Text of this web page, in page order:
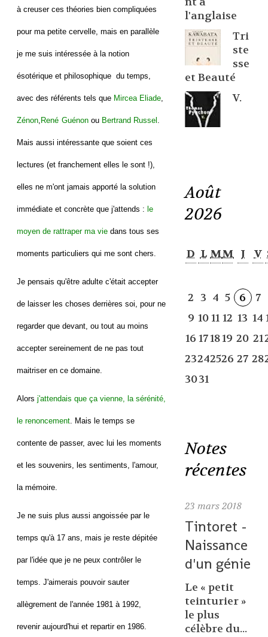
à creuser ces théories bien compliquées
pour ma petite cervelle, mais en parallèle
je me suis intéressée à la notion
ésotérique et philosophique du temps,
avec des référents tels que Mircea Eliade,
Zénon, René Guénonou Bertrand Russel .
Mais aussi intéressante que soient ces
lectures (et franchement elles le sont !),
elles ne m'ont jamais apporté la solution
immédiate et concrète que j'attends : le
moyen de rattraper ma viedans tous ses
moments particuliers qui me sont chers.
Je pensais qu'être adulte c'était accepter
de laisser les choses derrières soi, pour ne
regarder que devant, ou tout au moins
accepter sereinement de ne pas tout
maitriser en ce domaine.
Alors j'attendais que ça vienne, la sérénité,
le renoncement. Mais le temps se
contente de passer, avec lui les moments
et les souvenirs, les sentiments, l'amour,
la mémoire.
Je ne suis plus aussi angoissée par le
temps qu'à 17 ans, mais je reste dépitée
par l'idée que je ne peux contrôler le
temps. J'aimerais pouvoir sauter
allègrement de l'année 1981 à 1992,
revenir aujourd'hui et repartir en 1986.
l'anglaise
Tri
ste
sse
et Beauté
V.
Août
2026
D L MM J V
2 3 4 5 6 7
9 1011 12 13 14
16 171819 20 21
23242526 27 28
3031
Notes
récentes
23 mars 2018
Tintoret -
Naissance
d'un génie
Le « petit
teinturier »
le plus
célèbre du...